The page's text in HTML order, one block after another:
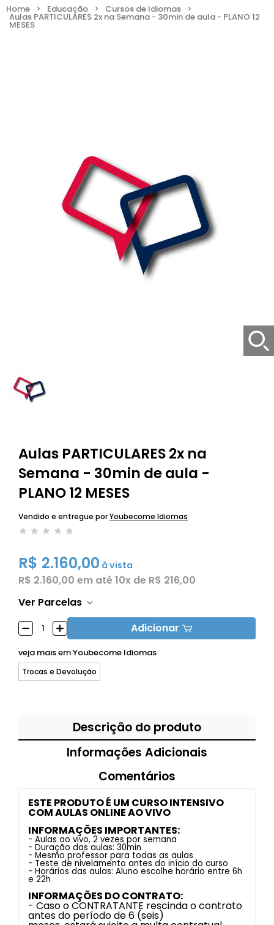
Home > Educação > Cursos de Idiomas >
Aulas PARTICULARES 2x na Semana - 30min de aula - PLANO 12
MESES
Aulas PARTICULARES 2x na
Semana - 30min de aula -
PLANO 12 MESES
Vendido e entregue porYoubecome Idiomas
R$ 2.160,00 à vista
R$ 2.160,00 em até10x de R$ 216,00
Ver Parcelas
Adicionar
veja mais emYoubecome Idiomas
Trocas e Devolução
Descrição do produto
Informações Adicionais
Comentários
ESTE PRODUTO É UM CURSO INTENSIVO
COM AULAS ONLINE AO VIVO
INFORMAÇÕES IMPORTANTES:
- Aulas ao vivo, 2 vezes por semana
- Duração das aulas: 30min
- Mesmo professor para todas as aulas
- Teste de nivelamento antes do início do curso
- Horários das aulas: Aluno escolhe horário entre 6h
e 22h
INFORMAÇÕES DO CONTRATO:
- Caso o CONTRATANTE rescinda o contrato
antes do período de 6 (seis)